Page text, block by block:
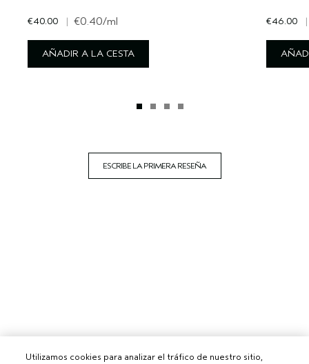
€40.00 | €0.40/ml
AÑADIR A LA CESTA
€46.00 |
ESCRIBE LA PRIMERA RESEÑA
Utilizamos cookies para analizar el tráfico de nuestro sitio,